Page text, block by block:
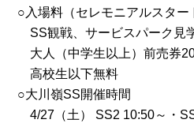
○入場料（セレモニアルスター
SS観戦、サービスパーク見
大人（中学生以上）前売券
高校生以下無料
○大川嶺SS開催時間
4/27（土） SS2 10:50～・